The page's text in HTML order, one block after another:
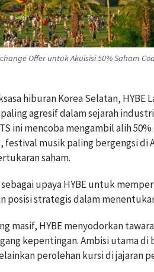
Offer untuk Akuisisi 50% Saham
hiburan Korea Selatan,
agresif dalam sejarah
ini mencoba mengambil alih
festival musik paling bergengsi di
saham.
upaya HYBE untuk
posisi strategis dalam
masif, HYBE menyodorkan
kepentingan. Ambisi utama di
perolehan kursi di jajaran